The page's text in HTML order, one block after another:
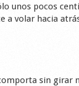
unos pocos
a volar hacia
sin girar